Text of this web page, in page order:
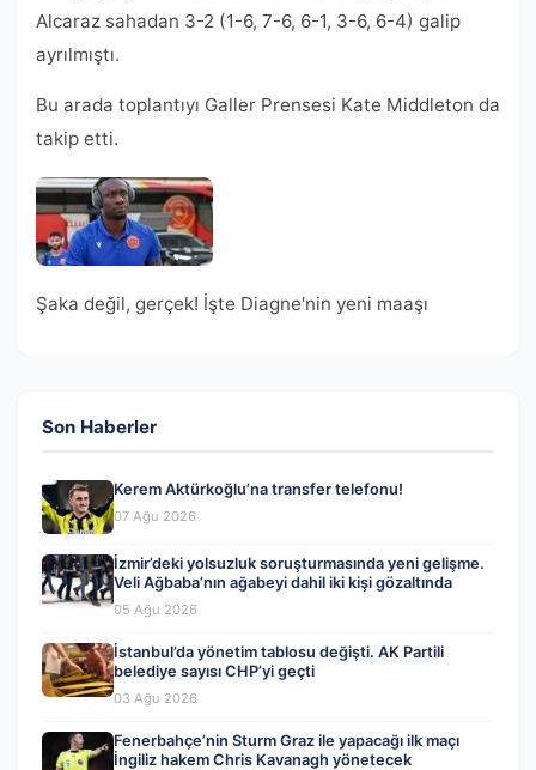
Alcaraz sahadan 3-2 (1-6, 7-6, 6-1, 3-6, 6-4) galip
ayrılmıştı.
Bu arada toplantıyı Galler Prensesi Kate Middleton da
takip etti.
Şaka değil, gerçek! İşte Diagne'nin yeni maaşı
Son Haberler
Kerem Aktürkoğlu’na transfer telefonu!
07 Ağu 2026
İzmir’deki yolsuzluk soruşturmasında yeni gelişme.
Veli Ağbaba’nın ağabeyi dahil iki kişi gözaltında
05 Ağu 2026
İstanbul’da yönetim tablosu değişti. AK Partili
belediye sayısı CHP’yi geçti
03 Ağu 2026
Fenerbahçe’nin Sturm Graz ile yapacağı ilk maçı
İngiliz hakem Chris Kavanagh yönetecek